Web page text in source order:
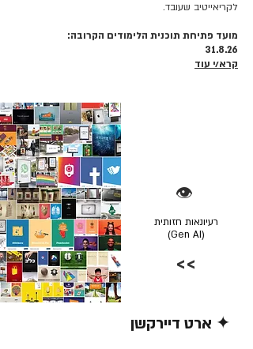
לקריאייטיב שעובד.
מועד פתיחת תוכנית הלימודים הקרובה:
31.8.26
קרא/י עוד
👁️
רעיונאות חזותית
(Gen AI)
>>
✦ ארט דיירקשן